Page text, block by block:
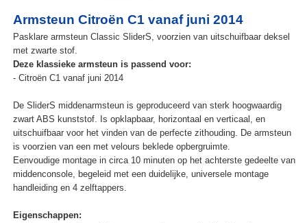
Armsteun Citroën C1 vanaf juni 2014
Pasklare armsteun Classic SliderS, voorzien van uitschuifbaar deksel
met zwarte stof.
Deze klassieke armsteun is passend voor:
- Citroën C1 vanaf juni 2014
De SliderS middenarmsteun is geproduceerd van sterk hoogwaardig
zwart ABS kunststof. Is opklapbaar, horizontaal en verticaal, en
uitschuifbaar voor het vinden van de perfecte zithouding. De armsteun
is voorzien van een met velours beklede opbergruimte.
Eenvoudige montage in circa 10 minuten op het achterste gedeelte van
middenconsole, begeleid met een duidelijke, universele montage
handleiding en 4 zelftappers.
Eigenschappen: